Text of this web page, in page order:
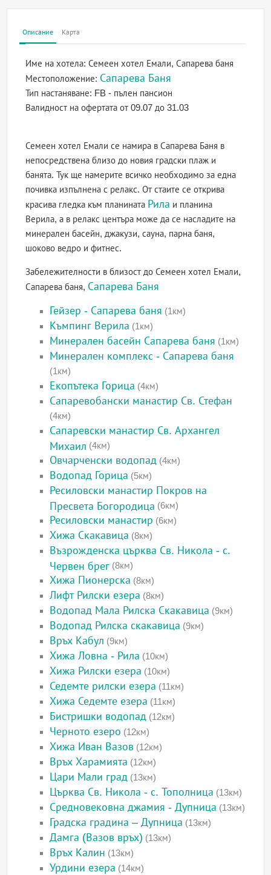
Описание Карта
Име на хотела:Семеен хотел Емали, Сапарева баня
Местоположение: Сапарева Баня
Тип настаняване: FB - пълен пансион
Валидност на офертатаот 09.07 до 31.03
Семеен хотел Емали се намира в Сапарева Баня в
непосредствена близо до новия градски плаж и
банята. Тук ще намерите всичко необходимо за една
почивка изпълнена с релакс. От стаите се открива
красива гледка към планината Рила и планина
Верила, а в релакс центъра може да се насладите на
минерален басейн, джакузи, сауна, парна баня,
шоково ведро и фитнес.
Забележителности в близост до Семеен хотел Емали,
Сапарева баня, Сапарева Баня
Гейзер - Сапарева баня (1км)
Къмпинг Верила (1км)
Минерален басейн Сапарева баня (1км)
Минерален комплекс - Сапарева баня
(1км)
Екопътека Горица (4км)
Сапаревобански манастир Св. Стефан
(4км)
Сапаревски манастир Св. Архангел
Михаил (4км)
Овчарченски водопад (4км)
Водопад Горица (5км)
Ресиловски манастир Покров на
Пресвета Богородица (6км)
Ресиловски манастир (6км)
Хижа Скакавица (8км)
Възрожденска църква Св. Никола - с.
Червен брег (8км)
Хижа Пионерска (8км)
Лифт Рилски езера (8км)
Водопад Мала Рилска Скакавица (9км)
Водопад Рилска скакавица (9км)
Връх Кабул (9км)
Хижа Ловна - Рила (10км)
Хижа Рилски езера (10км)
Седемте рилски езера (11км)
Хижа Седемте езера (11км)
Бистришки водопад (12км)
Черното езеро (12км)
Хижа Иван Вазов (12км)
Връх Харамията (12км)
Цари Мали град (13км)
Църква Св. Никола - с. Тополница (13км)
Средновековна джамия - Дупница (13км)
Градска градина – Дупница (13км)
Дамга (Вазов връх) (13км)
Връх Калин (13км)
Урдини езера (14км)